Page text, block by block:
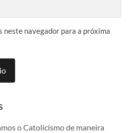
neste navegador para a próxima
o Catolicismo de maneira